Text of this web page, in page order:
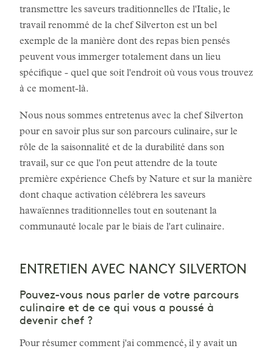
transmettre les saveurs traditionnelles de l'Italie, le
travail renommé de la chef Silverton est un bel
exemple de la manière dont des repas bien pensés
peuvent vous immerger totalement dans un lieu
spécifique - quel que soit l'endroit où vous vous trouvez
à ce moment-là.
Nous nous sommes entretenus avec la chef Silverton
pour en savoir plus sur son parcours culinaire, sur le
rôle de la saisonnalité et de la durabilité dans son
travail, sur ce que l'on peut attendre de la toute
première expérience Chefs by Nature et sur la manière
dont chaque activation célébrera les saveurs
hawaïennes traditionnelles tout en soutenant la
communauté locale par le biais de l'art culinaire.
ENTRETIEN AVEC NANCY SILVERTON
Pouvez-vous nous parler de votre parcours
culinaire et de ce qui vous a poussé à
devenir chef ?
Pour résumer comment j'ai commencé, il y avait un